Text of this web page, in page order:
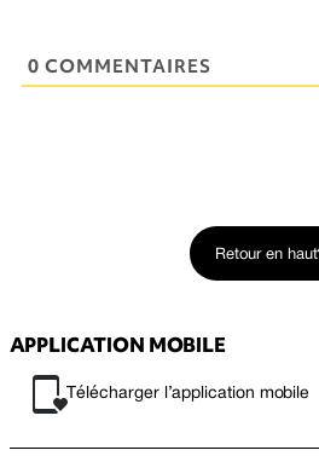
0 COMMENTAIRES
Retour en haut
APPLICATION MOBILE
Télécharger l’application mobile